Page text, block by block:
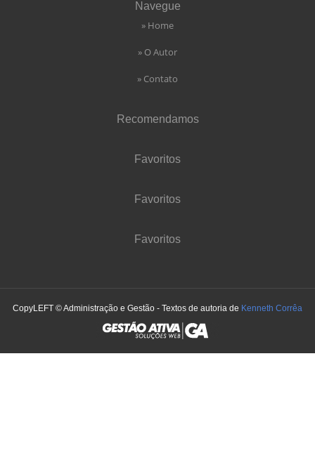
Navegue
» Home
» O Autor
» Contato
Recomendamos
Favoritos
Favoritos
Favoritos
CopyLEFT © Administração e Gestão - Textos de autoria de Kenneth Corrêa